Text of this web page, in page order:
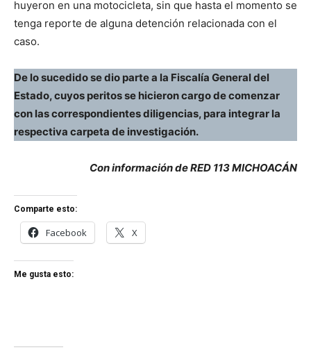
huyeron en una motocicleta, sin que hasta el momento se
tenga reporte de alguna detención relacionada con el
caso.
De lo sucedido se dio parte a la Fiscalía General del
Estado, cuyos peritos se hicieron cargo de comenzar
con las correspondientes diligencias, para integrar la
respectiva carpeta de investigación.
Con información de RED 113 MICHOACÁN
Comparte esto:
Facebook X
Me gusta esto: